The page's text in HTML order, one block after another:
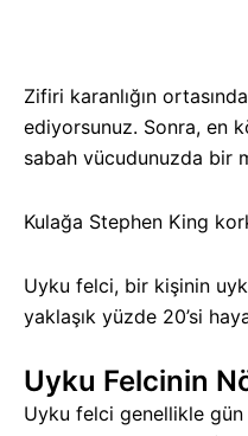
Zifiri karanlığın
ediyorsunuz. Sonra, en
sabah vücudunuzda bir
Kulağa Stephen King
Uyku felci, bir kişinin
yaklaşık yüzde 20’si
Uyku Felcinin
Uyku felci genellikle gün